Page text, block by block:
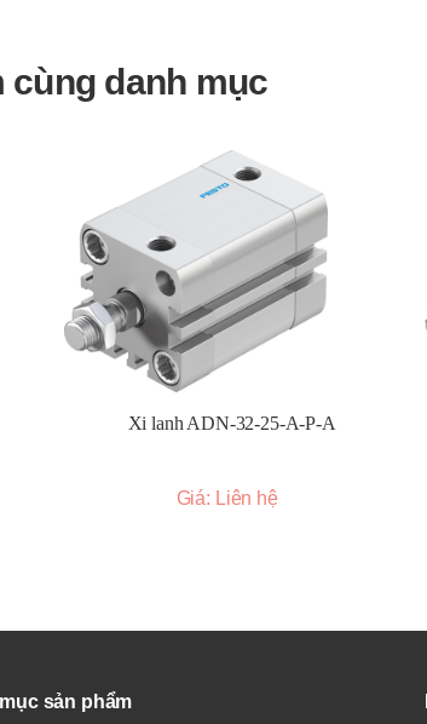
cùng danh mục
Xi lanh ADN-32-25-A-P-A
Giá: Liên hệ
sản phẩm